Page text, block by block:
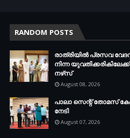
RANDOM POSTS
രാത്രിയില്‍ പ്രസവ
നിന്ന
നഴ്‌സ്
August 08, 2026
പാലാ സെന്റ് തോമസ്
നേടി
August 07, 2026